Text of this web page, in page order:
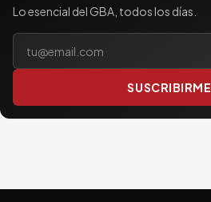
Lo esencial del GBA, todos los días.
Tu correo electrónico
SUSCRIBIRME